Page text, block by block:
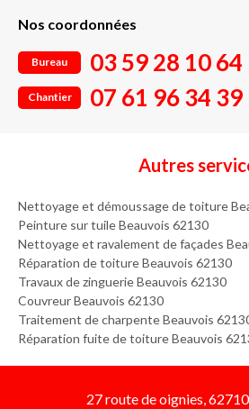
Nos coordonnées
Bureau 03 59 28 10 64
Chantier 07 61 96 34 39
Autres
Nettoyage et démoussage de toiture
Peinture sur tuile Beauvois 62130
Nettoyage et ravalement de façades
Réparation de toiture Beauvois 62130
Travaux de zinguerie Beauvois 62130
Couvreur Beauvois 62130
Traitement de charpente Beauvois
Réparation fuite de toiture Beauvois
27 route de oignies,